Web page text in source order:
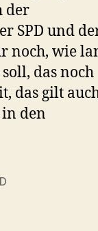
der
SPD und
noch, wie
das noch
das gilt
den